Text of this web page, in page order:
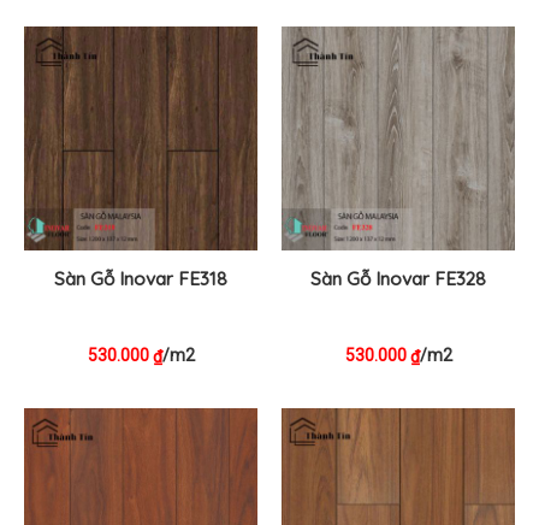
Sàn Gỗ Inovar FE318
530.000₫/m2
Sàn Gỗ Inovar FE328
530.000₫/m2